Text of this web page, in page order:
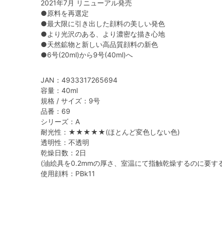
2021年7月 リニューアル発売
●原料を再選定
●最大限に引き出した顔料の美しい発色
●より光沢のある、より濃密な描き心地
●天然鉱物と新しい高品質顔料の新色
●6号(20ml)から9号(40ml)へ
JAN：4933317265694
容量：40ml
規格 / サイズ：9号
品番：69
シリーズ：A
耐光性：★★★★★(ほとんど変色しない色)
透明性：不透明
乾燥日数：2日
(油絵具を0.2mmの厚さ、室温にて指触乾燥するのに要す
使用顔料：PBk11